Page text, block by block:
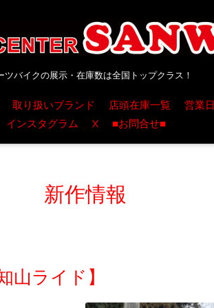
ツバイクの展示・在庫数は全国トップクラス！
取り扱いブランド 店頭在庫一覧 営業日
インスタグラム
X ■お問合せ■
新作情報
山ライド】